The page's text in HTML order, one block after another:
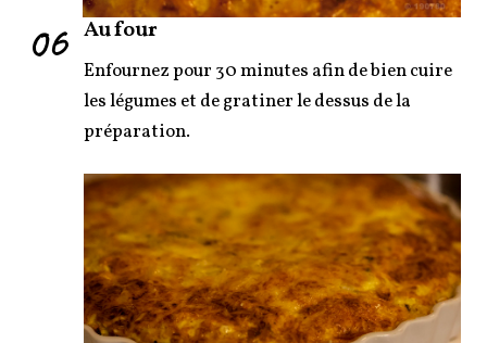
06 Au four
Enfournez pour 30 minutes afin de bien cuire
les légumes et de gratiner le dessus de la
préparation.